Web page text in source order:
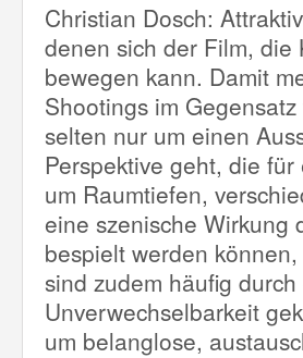
Christian Dosch:
denen sich der Film, die
bewegen kann. Damit
Shootings im
selten nur um einen
Perspektive geht, die
um Raumtiefen,
eine szenische Wirkung
bespielt werden
sind zudem häufig
Unverwechselbarkeit
um belanglose,